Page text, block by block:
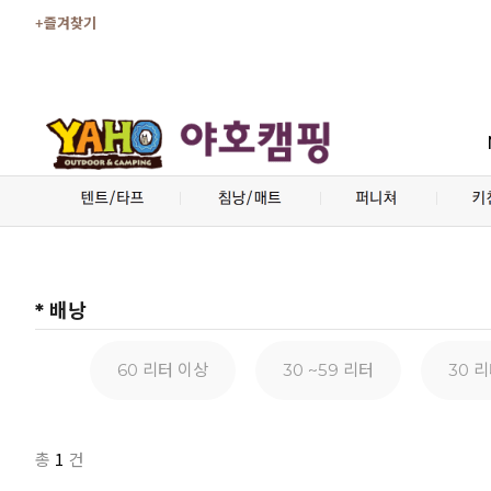
+즐겨찾기
* 배낭
60 리터 이상 30 ~59 리터 30 리
총 1 건